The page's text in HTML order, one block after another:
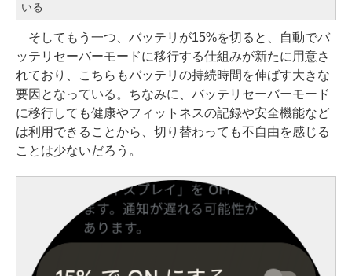
いる
そしてもう一つ、バッテリが15%を切ると、自動でバ
ッテリセーバーモードに移行する仕組みが新たに用意さ
れており、こちらもバッテリの持続時間を伸ばす大きな
要因となっている。ちなみに、バッテリセーバーモード
に移行しても健康やフィットネスの記録や安全機能など
は利用できることから、切り替わっても不自由を感じる
ことは少ないだろう。